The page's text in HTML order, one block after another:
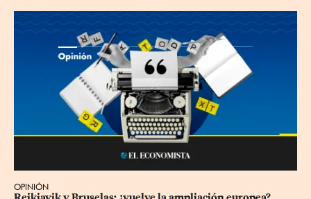
OPINIÓN